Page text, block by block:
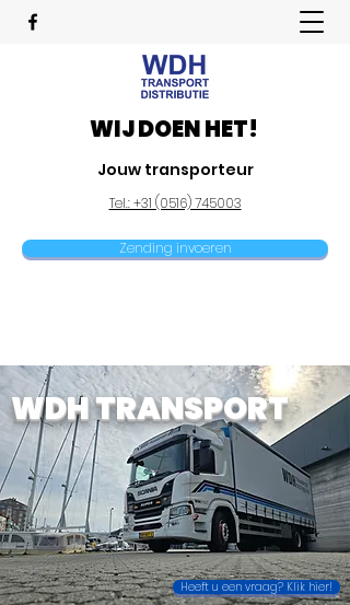
WIJ DOEN HET!
Jouw transporteur
Tel.: +31 (0516) 745003
Zending invoeren
WDH TRANSPORT
Heeft u een vraag? Klik hier!